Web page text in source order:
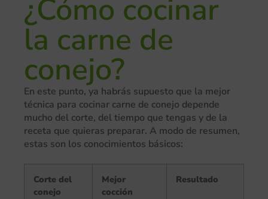
¿Cómo cocinar
la carne de
conejo?
En este punto, ya habrás supuesto que la mejor
técnica para cocinar carne de conejo depende
mucho del corte, del tiempo que tengas y de la
receta que quieras preparar. A modo de resumen,
estas son los conocimientos básicos:
Corte del
conejo
Mejor
cocción
Resultado